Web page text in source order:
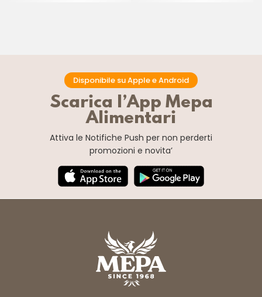
Disponibile su Apple e Android
Scarica l’App Mepa
Alimentari
Attiva le Notifiche Push per non perderti
promozioni e novita’